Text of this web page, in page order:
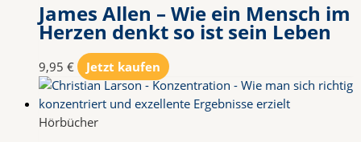
James Allen – Wie ein Mensch im
Herzen denkt so ist sein Leben
9,95 € Jetzt kaufen
Hörbücher